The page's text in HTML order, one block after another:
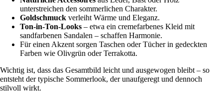
unterstreichen den sommerlichen Charakter.
Goldschmuck verleiht Wärme und Eleganz.
Ton-in-Ton-Looks – etwa ein cremefarbenes Kleid mit
sandfarbenen Sandalen – schaffen Harmonie.
Für einen Akzent sorgen Taschen oder Tücher in gedeckten
Farben wie Olivgrün oder Terrakotta.
Wichtig ist, dass das Gesamtbild leicht und ausgewogen bleibt – so
entsteht der typische Sommerlook, der unaufgeregt und dennoch
stilvoll wirkt.